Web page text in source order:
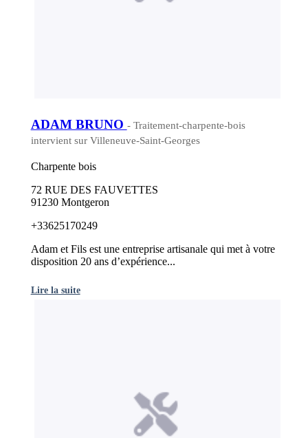
ADAM BRUNO - Traitement-charpente-bois
intervient sur Villeneuve-Saint-Georges
Charpente bois
72 RUE DES FAUVETTES
91230 Montgeron
+33625170249
Adam et Fils est une entreprise artisanale qui met à votre
disposition 20 ans d’expérience...
Lire la suite